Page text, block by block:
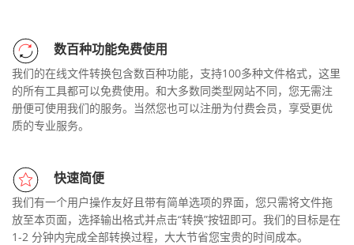
数百种功能免费使用
我们的在线文件转换包含数百种功能，支持100多种文件格式，这里
的所有工具都可以免费使用。和大多数同类型网站不同，您无需注
册便可使用我们的服务。当然您也可以注册为付费会员，享受更优
质的专业服务。
快速简便
我们有一个用户操作友好且带有简单选项的界面，您只需将文件拖
放至本页面，选择输出格式并点击“转换”按钮即可。我们的目标是在
1-2 分钟内完成全部转换过程，大大节省您宝贵的时间成本。